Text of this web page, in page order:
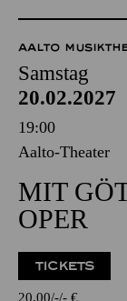
8,00 €
AALTO
Samstag
20.02.2027
19:00
Aalto-Theater
MIT
OPER